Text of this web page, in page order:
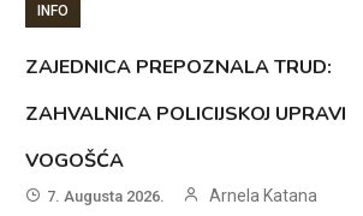
INFO
ZAJEDNICA PREPOZNALA TRUD:
ZAHVALNICA POLICIJSKOJ UPRAVI
VOGOŠĆA
7. Augusta 2026. Arnela Katana